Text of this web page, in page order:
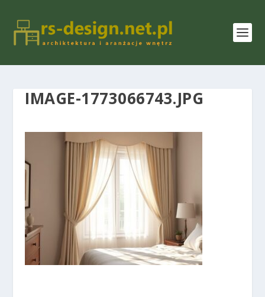
IMAGE-1773066743.JPG